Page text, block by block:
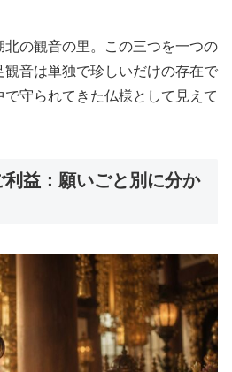
の観音の里。この三つを一つの
音は単独で珍しいだけの存在で
守られてきた仏様として見えて
益：願いごと別に分か